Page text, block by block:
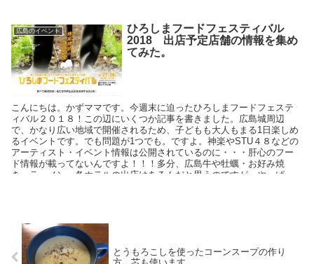
を予測してみました。2016年から3年間のひろしまフード関連イ
広島のイベント
ひろしまフードフェスティバル
2018 出店予定店舗の情報を集め
てみた。
こんにちは。かずママです。今週末に迫ったひろしまフードフェステ
ィバル２０１８！この辺にいくつか記事を書きました。広島城周辺
で、かなり広い地域で開催されるため、子どもも大人もまる1日楽しめ
るイベントです。でも問題が1つでも。ですよ。神楽やSTU４８などの
アーティスト・イベント情報は公開されているのに・・・肝心のフー
ド情報が載ってないんですよ！！！多分、広島牛や牡蠣・お好み焼
き、ラーメン、各ホテルの出店はあるんだと思うのですが、やっぱ
とうもろこしを使ったコーンスープの作り